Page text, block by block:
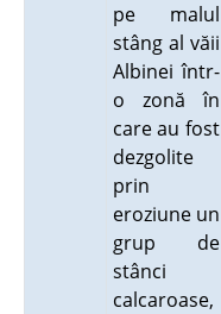
pe malul
stâng al văii
Albinei într-
o zonă în
care au fost
dezgolite
prin
eroziune un
grup de
stânci
calcaroase,